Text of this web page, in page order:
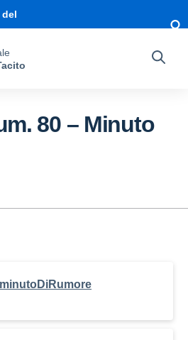
80 – Minuto